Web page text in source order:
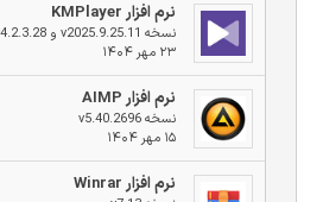
نرم افزار KMPlayer
نسخه v2025.9.25.11 و v4.2.3.28
۲۳ مهر ۱۴۰۴
نرم افزار AIMP
نسخه v5.40.2696
۱۵ مهر ۱۴۰۴
نرم افزار Winrar